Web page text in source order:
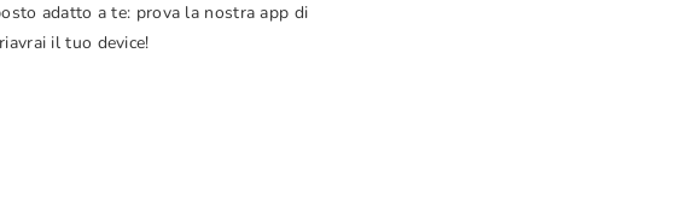
adatto a te: prova la nostra app di
il tuo device!